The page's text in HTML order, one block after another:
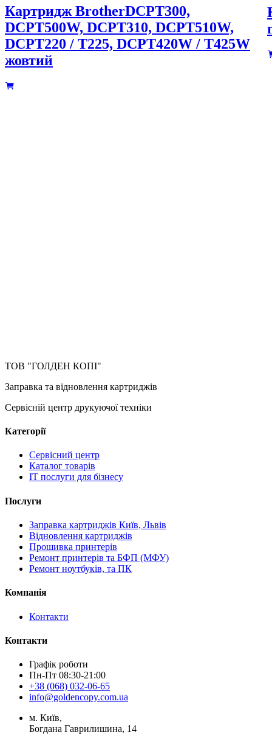
Картридж BrotherDCPT300,
DCPT500W, DCPT310, DCPT510W,
DCPT220 / T225, DCPT420W / T425W
жовтий
ТОВ "ГОЛДЕН КОПІ"
Заправка та відновлення картриджів
Сервісній центр друкуючої техніки
Категорії
Сервісний центр
Каталог товарів
IT послуги для бізнесу
Послуги
Заправка картриджів Київ, Львів
Відновлення картриджів
Прошивка принтерів
Ремонт принтерів та БФП (МФУ)
Ремонт ноутбуків, та ПК
Компанія
Контакти
Контакти
Графік роботи
Пн-Пт 08:30-21:00
+38 (068) 032-06-65
info@goldencopy.com.ua
м. Київ,
Богдана Гаврилишина, 14